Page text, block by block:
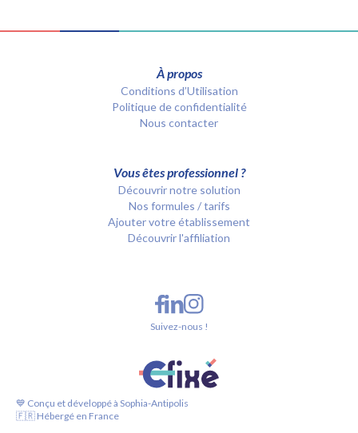
À propos
Conditions d’Utilisation
Politique de confidentialité
Nous contacter
Vous êtes professionnel ?
Découvrir notre solution
Nos formules / tarifs
Ajouter votre établissement
Découvrir l'affiliation
💙 Conçu et développé à Sophia-Antipolis
🇫🇷 Hébergé en France
Suivez-nous !